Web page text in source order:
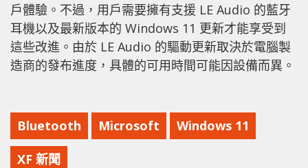
戶體驗。不過，用戶需要擁有支援 LE Audio 的藍牙
耳機以及最新版本的 Windows 11 更新才能享受到
這些改進。由於 LE Audio 的驅動更新取決於電腦製
造商的發布進度，具體的可用時間可能因設備而異。
Bluetooth Microsoft Windows 11
XF 新聞